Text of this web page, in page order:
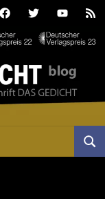
FacebookTwitterYoutube